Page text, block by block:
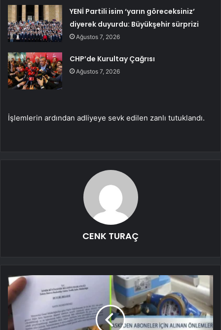
YENİ Partili isim ‘yarın göreceksiniz’
diyerek duyurdu: Büyükşehir sürprizi
Ağustos 7, 2026
CHP’de Kurultay Çağrısı
Ağustos 7, 2026
İşlemlerin ardından adliyeye sevk edilen zanlı tutuklandı.
CENK TURAÇ